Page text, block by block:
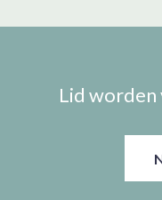
Lid worden